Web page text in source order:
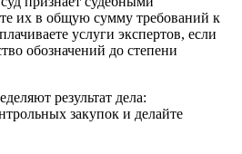
их в общую сумму требований к
услуги экспертов, если
обозначений до степени
результат дела:
закупок и делайте